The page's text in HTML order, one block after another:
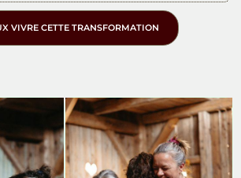
VIVRE CETTE TRANSFORMATION